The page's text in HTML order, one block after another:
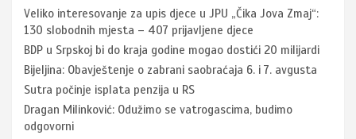
Veliko interesovanje za upis djece u JPU „Čika Jova Zmaj“:
130 slobodnih mjesta – 407 prijavljene djece
BDP u Srpskoj bi do kraja godine mogao dostići 20 milijardi
Bijeljina: Obavještenje o zabrani saobraćaja 6. i 7. avgusta
Sutra počinje isplata penzija u RS
Dragan Milinković: Odužimo se vatrogascima, budimo
odgovorni